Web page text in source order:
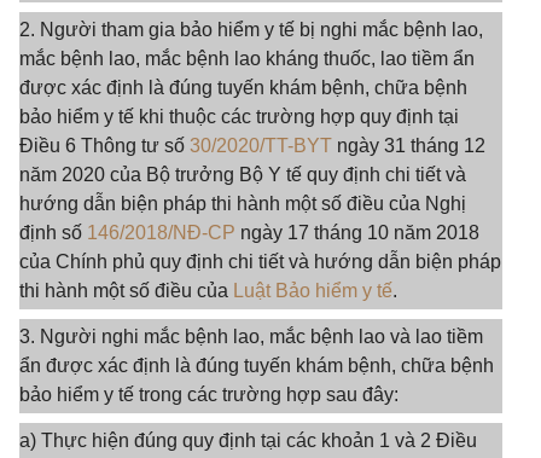
2. Người tham gia bảo hiểm y tế bị nghi mắc bệnh lao,
mắc bệnh lao, mắc bệnh lao kháng thuốc, lao tiềm ẩn
được xác định là đúng tuyến khám bệnh, chữa bệnh
bảo hiểm y tế khi thuộc các trường hợp quy định tại
Điều 6 Thông tư số 30/2020/TT-BYT ngày 31 tháng 12
năm 2020 của Bộ trưởng Bộ Y tế quy định chi tiết và
hướng dẫn biện pháp thi hành một số điều của Nghị
định số 146/2018/NĐ-CP ngày 17 tháng 10 năm 2018
của Chính phủ quy định chi tiết và hướng dẫn biện pháp
thi hành một số điều của Luật Bảo hiểm y tế.
3. Người nghi mắc bệnh lao, mắc bệnh lao và lao tiềm
ẩn được xác định là đúng tuyến khám bệnh, chữa bệnh
bảo hiểm y tế trong các trường hợp sau đây:
a) Thực hiện đúng quy định tại các khoản 1 và 2 Điều